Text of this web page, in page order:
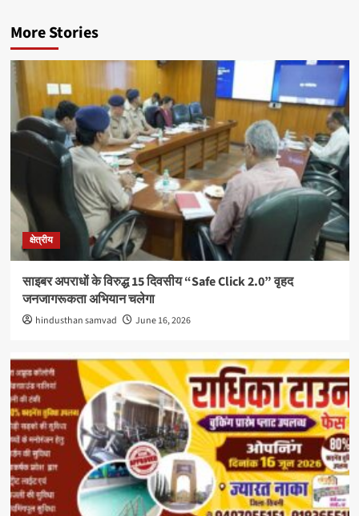
More Stories
क्षेत्रीय
साइबर अपराधों के विरुद्ध 15 दिवसीय “Safe Click 2.0” वृहद
जनजागरूकता अभियान चलेगा
hindusthan samvad June 16, 2026